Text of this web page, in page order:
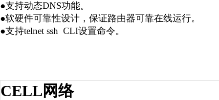
●支持动态DNS功能。
●软硬件可靠性设计，保证路由器可靠在线运行。
●支持telnet ssh CLI设置命令。
CELL网络